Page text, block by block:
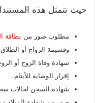
حيث تتمثل هذه
مطلوب صور من بطاقة
وقسيمة الزواج أو
شهادة وفاة الزوج أو
إقرار الوصاية للأيتام.
شهادة السجن لحالات